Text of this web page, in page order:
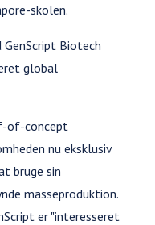
skolen.
Biotech
global
of-concept
nu eksklusiv
bruge sin
masseproduktion.
er "interesseret